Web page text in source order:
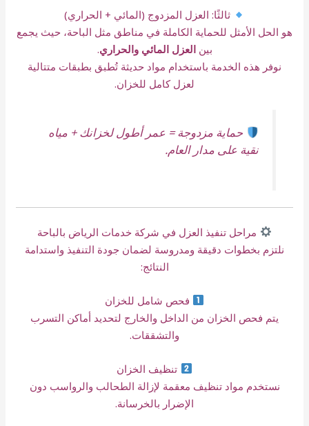
ثالثًا: العزل المزدوج (المائي + الحراري)
هو الحل الأمثل للحماية الكاملة في مناطق مثل الباحة، حيث يجمع
بينالعزل المائي والحراري.
نوفر هذه الخدمة باستخدام مواد حديثة تُطبق بطبقات متتالية
لعزل كامل للخزان.
حماية مزدوجة = عمر أطول لخزانك + مياه
نقية على مدار العام.
مراحل تنفيذ العزل في شركة خدمات الرياض بالباحة
نلتزم بخطوات دقيقة ومدروسة لضمان جودة التنفيذ واستدامة
النتائج:
فحص شامل للخزان
يتم فحص الخزان من الداخل والخارج لتحديد أماكن التسرب
والتشققات.
تنظيف الخزان
نستخدم مواد تنظيف معقمة لإزالة الطحالب والرواسب دون
الإضرار بالخرسانة.